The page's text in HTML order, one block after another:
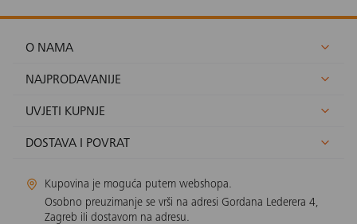
O NAMA
NAJPRODAVANIJE
UVJETI KUPNJE
DOSTAVA I POVRAT
Kupovina je moguća putem webshopa.
Osobno preuzimanje se vrši na adresi Gordana Lederera 4,
Zagreb ili dostavom na adresu.